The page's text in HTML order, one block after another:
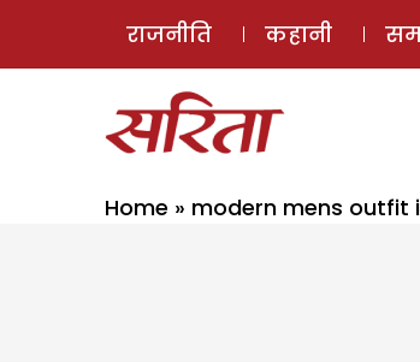
राजनीति कहानी
Home » modern mens outfit